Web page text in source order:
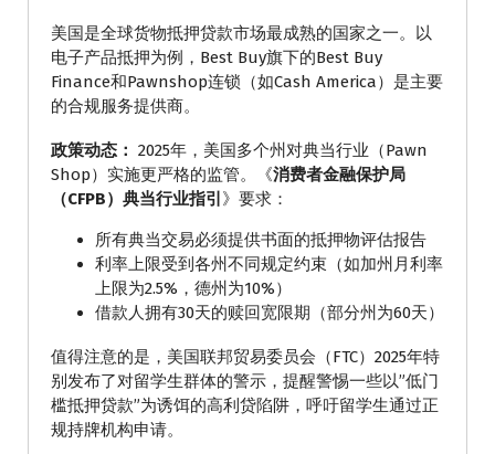
美国是全球货物抵押贷款市场最成熟的国家之一。以
电子产品抵押为例，Best Buy旗下的Best Buy
Finance和Pawnshop连锁（如Cash America）是主要
的合规服务提供商。
政策动态： 2025年，美国多个州对典当行业（Pawn
Shop）实施更严格的监管。《消费者金融保护局
（CFPB）典当行业指引 》要求：
所有典当交易必须提供书面的抵押物评估报告
利率上限受到各州不同规定约束（如加州月利率
上限为2.5%，德州为10%）
借款人拥有30天的赎回宽限期（部分州为60天）
值得注意的是，美国联邦贸易委员会（FTC）2025年特
别发布了对留学生群体的警示，提醒警惕一些以”低门
槛抵押贷款”为诱饵的高利贷陷阱，呼吁留学生通过正
规持牌机构申请。